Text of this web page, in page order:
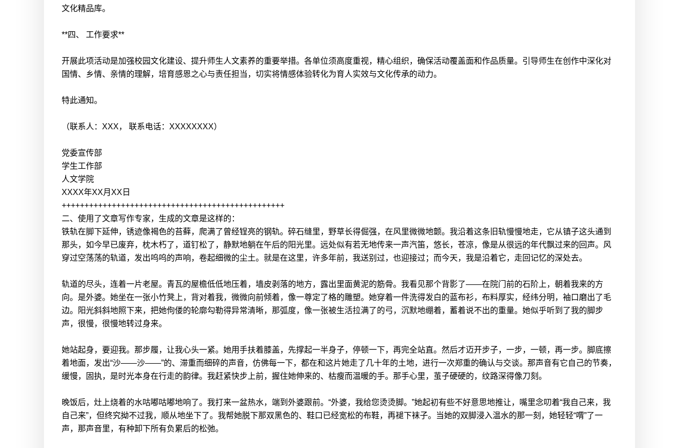
文化精品库。
**四、 工作要求**
开展此项活动是加强校园文化建设、提升师生人文素养的重要举措。各单位须高度重视，精心组织，确保活动覆盖面和作品质量。引导师生在创作中深化对
国情、乡情、亲情的理解，培育感恩之心与责任担当，切实将情感体验转化为育人实效与文化传承的动力。
特此通知。
（联系人：XXX， 联系电话：XXXXXXXX）
党委宣传部
学生工作部
人文学院
XXXX年XX月XX日
+++++++++++++++++++++++++++++++++++++++++++++++++
二、使用了文章写作专家，生成的文章是这样的：
铁轨在脚下延伸，锈迹像褐色的苔藓，爬满了曾经锃亮的钢轨。碎石缝里，野草长得倔强，在风里微微地颤。我沿着这条旧轨慢慢地走，它从镇子这头通到
那头，如今早已废弃，枕木朽了，道钉松了，静默地躺在午后的阳光里。远处似有若无地传来一声汽笛，悠长，苍凉，像是从很远的年代飘过来的回声。风
穿过空荡荡的轨道，发出呜呜的声响，卷起细微的尘土。就是在这里，许多年前，我送别过，也迎接过；而今天，我是沿着它，走回记忆的深处去。
轨道的尽头，连着一片老屋。青瓦的屋檐低低地压着，墙皮剥落的地方，露出里面黄泥的筋骨。我看见那个背影了——在院门前的石阶上，朝着我来的方
向。是外婆。她坐在一张小竹凳上，背对着我，微微向前倾着，像一尊定了格的雕塑。她穿着一件洗得发白的蓝布衫，布料厚实，经纬分明，袖口磨出了毛
边。阳光斜斜地照下来，把她佝偻的轮廓勾勒得异常清晰，那弧度，像一张被生活拉满了的弓，沉默地绷着，蓄着说不出的重量。她似乎听到了我的脚步
声，很慢，很慢地转过身来。
她站起身，要迎我。那步履，让我心头一紧。她用手扶着膝盖，先撑起一半身子，停顿一下，再完全站直。然后才迈开步子，一步，一顿，再一步。脚底擦
着地面，发出“沙——沙——”的、滞重而细碎的声音，仿佛每一下，都在和这片她走了几十年的土地，进行一次郑重的确认与交谈。那声音有它自己的节奏，
缓慢，固执，是时光本身在行走的韵律。我赶紧快步上前，握住她伸来的、枯瘦而温暖的手。那手心里，茧子硬硬的，纹路深得像刀刻。
晚饭后，灶上烧着的水咕嘟咕嘟地响了。我打来一盆热水，端到外婆跟前。“外婆，我给您烫烫脚。”她起初有些不好意思地推让，嘴里念叨着“我自己来，我
自己来”，但终究拗不过我，顺从地坐下了。我帮她脱下那双黑色的、鞋口已经宽松的布鞋，再褪下袜子。当她的双脚浸入温水的那一刻，她轻轻“喟”了一
声，那声音里，有种卸下所有负累后的松弛。